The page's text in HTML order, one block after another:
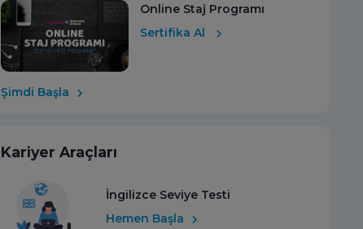
Online Staj Programı
Sertifika Al
Şimdi Başla
Kariyer Araçları
İngilizce Seviye Testi
Hemen Başla